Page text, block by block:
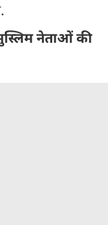
नेताओं की